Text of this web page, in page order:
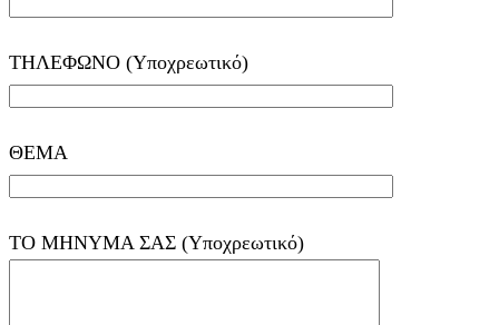
ΤΗΛΕΦΩΝΟ (Υποχρεωτικό)
ΘΕΜΑ
ΤΟ ΜΗΝΥΜΑ ΣΑΣ (Υποχρεωτικό)